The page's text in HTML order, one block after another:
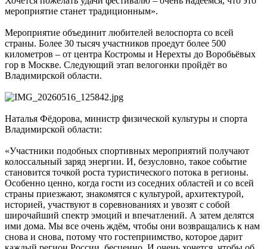
мероприятие станет традиционным».
Мероприятие объединит любителей велоспорта со всей
страны. Более 30 тысяч участников проедут более 500
километров – от центра Костромы и Нерехты до Воробьёвых
гор в Москве. Следующий этап велогонки пройдёт во
Владимирской области.
Наталья Фёдорова, министр физической культуры и спорта
Владимирской области:
«Участники подобных спортивных мероприятий получают
колоссальный заряд энергии. И, безусловно, такое событие
становится точкой роста туристического потока в регионы.
Особенно ценно, когда гости из соседних областей и со всей
страны приезжают, знакомятся с культурой, архитектурой,
историей, участвуют в соревнованиях и увозят с собой
широчайший спектр эмоций и впечатлений. А затем делятся
ими дома. Мы все очень ждём, чтобы они возвращались к нам
снова и снова, потому что гостеприимство, которое дарит